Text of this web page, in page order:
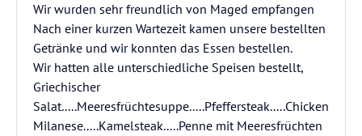
Wir wurden sehr freundlich von Maged empfangen
Nach einer kurzen Wartezeit kamen unsere bestellten
Getränke und wir konnten das Essen bestellen.
Wir hatten alle unterschiedliche Speisen bestellt,
Griechischer
Salat.....Meeresfrüchtesuppe.....Pfeffersteak.....Chicken
Milanese.....Kamelsteak.....Penne mit Meeresfrüchten